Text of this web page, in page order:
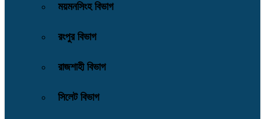
ময়মনসিংহ বিভাগ
রংপুর বিভাগ
রাজশাহী বিভাগ
সিলেট বিভাগ